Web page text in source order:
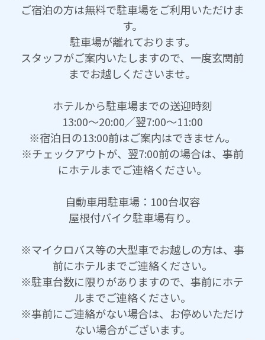
ご宿泊の方は無料で駐車場をご利用いただけま
す。
駐車場が離れております。
スタッフがご案内いたしますので、一度玄関前
までお越しくださいませ。
ホテルから駐車場までの送迎時刻
13:00～20:00／翌7:00～11:00
※宿泊日の13:00前はご案内はできません。
※チェックアウトが、翌7:00前の場合は、事前
にホテルまでご連絡ください。
自動車用駐車場：100台収容
屋根付バイク駐車場有り。
※マイクロバス等の大型車でお越しの方は、事
前にホテルまでご連絡ください。
※駐車台数に限りがありますので、事前にホテ
ルまでご連絡ください。
※事前にご連絡がない場合は、お停めいただけ
ない場合がございます。